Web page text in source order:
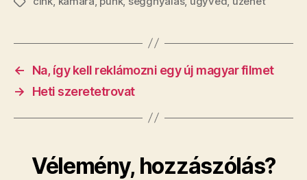
←
​Na, így kell reklámozni egy új magyar filmet
→
Heti szeretetrovat
Vélemény, hozzászólás?